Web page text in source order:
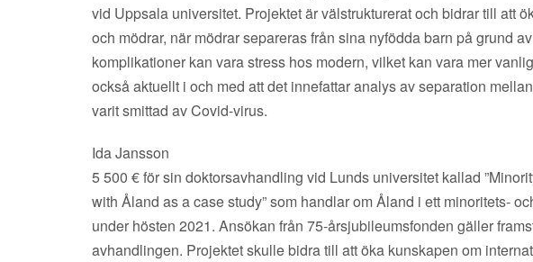
vid Uppsala universitet. Projektet är välstrukturerat och bidrar till att
och mödrar, när mödrar separeras från sina nyfödda barn på grund
komplikationer kan vara stress hos modern, vilket kan vara mer
också aktuellt i och med att det innefattar analys av separation
varit smittad av Covid-virus.
Ida Jansson
5 500 € för sin doktorsavhandling vid Lunds universitet kallad
with Åland as a case study” som handlar om Åland i ett minoritets-
under hösten 2021. Ansökan från 75-årsjubileumsfonden gäller
avhandlingen. Projektet skulle bidra till att öka kunskapen om